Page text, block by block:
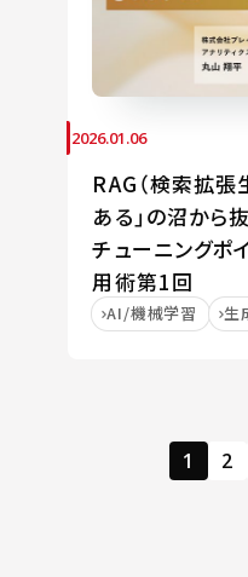
2026.01.06
RAG（検索拡張
ある」の沼から
チューニングポ
用術第1回
AI/機械学習 生
1 2